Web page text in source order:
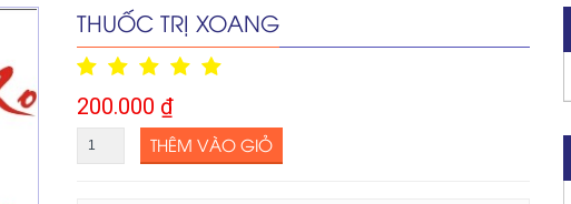
THUỐC TRỊ XOANG
200.000 ₫
THÊM VÀO GIỎ